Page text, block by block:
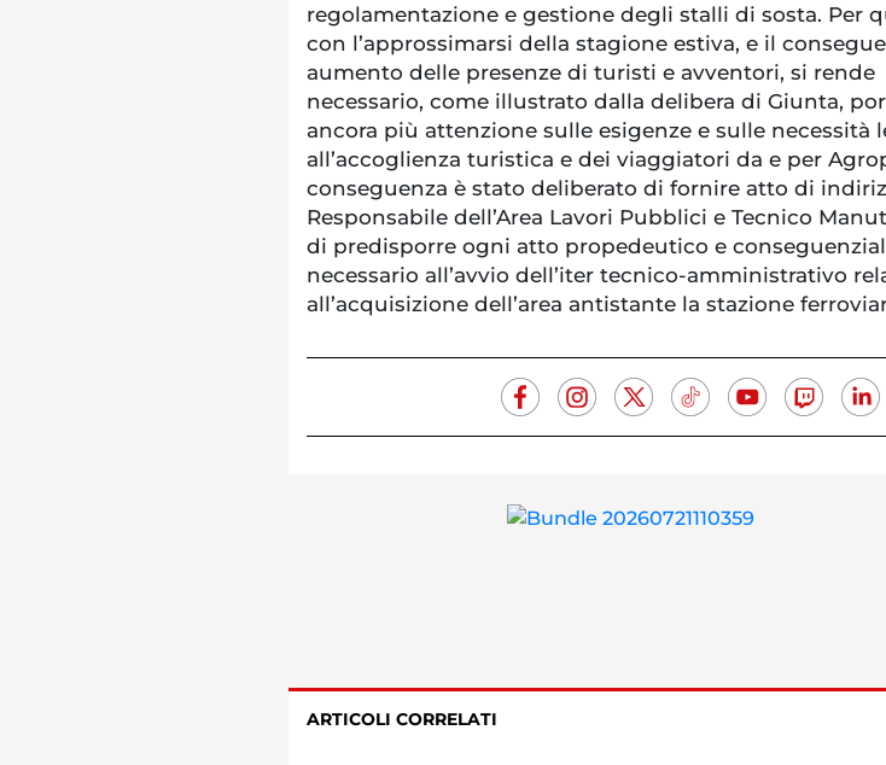
regolamentazione e gestione degli stalli di sosta. Per
con l’approssimarsi della stagione estiva, e il
aumento delle presenze di turisti e avventori, si rende
necessario, come illustrato dalla delibera di Giunta,
ancora più attenzione sulle esigenze e sulle necessità
all’accoglienza turistica e dei viaggiatori da e per
conseguenza è stato deliberato di fornire atto di
Responsabile dell’Area Lavori Pubblici e Tecnico
di predisporre ogni atto propedeutico e
necessario all’avvio dell’iter tecnico-amministrativo
all’acquisizione dell’area antistante la stazione
ARTICOLI CORRELATI